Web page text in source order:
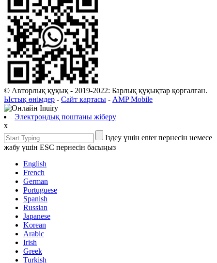
© Авторлық құқық - 2019-2022: Барлық құқықтар қорғалған.
Ыстық өнімдер - Сайт картасы - AMP Mobile
Электрондық поштаны жіберу
x
Іздеу үшін enter пернесін немесе
жабу үшін ESC пернесін басыңыз
English
French
German
Portuguese
Spanish
Russian
Japanese
Korean
Arabic
Irish
Greek
Turkish